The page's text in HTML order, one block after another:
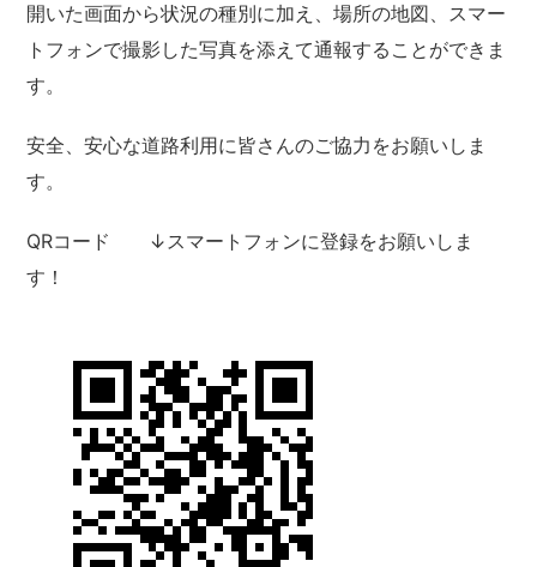
開いた画面から状況の種別に加え、場所の地図、スマー
トフォンで撮影した写真を添えて通報することができま
す。
安全、安心な道路利用に皆さんのご協力をお願いしま
す。
QRコード ↓スマートフォンに登録をお願いしま
す！